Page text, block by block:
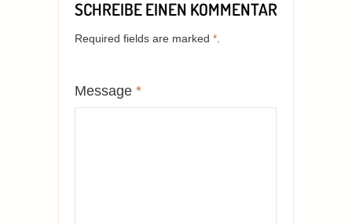
SCHREIBE EINEN KOMMENTAR
Required fields are marked *.
Message *